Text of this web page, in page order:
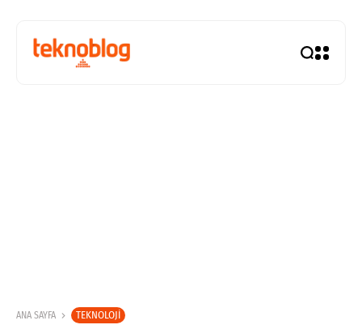
ANA SAYFA TEKNOLOJI